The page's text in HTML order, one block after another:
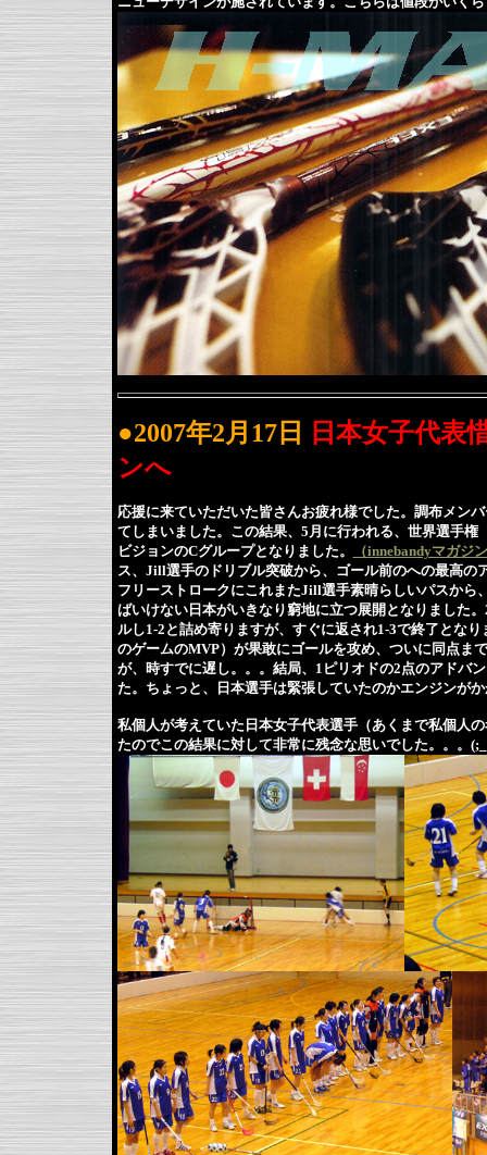
●2007年2月17日
日本女子代表
ンへ
応援に来ていただいた皆さんお疲れ様でした。調布メン
てしまいました。この結果、5月に行われる、世界選手権
ビジョンのCグループとなりました。
（innebandyマガジ
ス、Jill選手のドリブル突破から、ゴール前のへの最高の
フリーストロークにこれまたJill選手素晴らしいパスから
ばいけない日本がいきなり窮地に立つ展開となりました
ルし1-2と詰め寄りますが、すぐに返され1-3で終了とな
のゲームのMVP）が果敢にゴールを攻め、ついに同点ま
が、時すでに遅し。。。結局、1ピリオドの2点のアドバ
た。ちょっと、日本選手は緊張していたのかエンジンが
私個人が考えていた日本女子代表選手（あくまで私個人
たのでこの結果に対して非常に残念な思いでした。。。